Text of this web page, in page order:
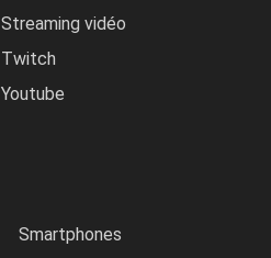
Streaming vidéo
Twitch
Youtube
Smartphones